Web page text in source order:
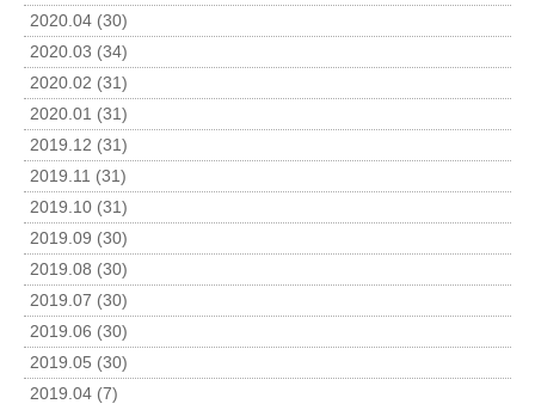
2020.04 (30)
2020.03 (34)
2020.02 (31)
2020.01 (31)
2019.12 (31)
2019.11 (31)
2019.10 (31)
2019.09 (30)
2019.08 (30)
2019.07 (30)
2019.06 (30)
2019.05 (30)
2019.04 (7)